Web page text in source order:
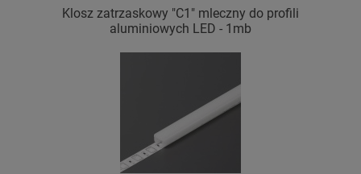
Klosz zatrzaskowy "C1" mleczny do profili
aluminiowych LED - 1mb